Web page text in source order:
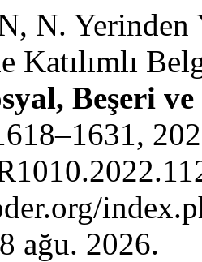
N.
Katılımlı
Beşeri
ağu. 2026.